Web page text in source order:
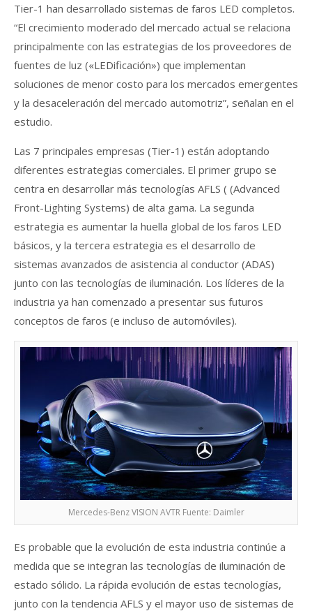
Tier-1 han desarrollado sistemas de faros LED completos.
“El crecimiento moderado del mercado actual se relaciona
principalmente con las estrategias de los proveedores de
fuentes de luz («LEDificación») que implementan
soluciones de menor costo para los mercados emergentes
y la desaceleración del mercado automotriz”, señalan en el
estudio.
Las 7 principales empresas (Tier-1) están adoptando
diferentes estrategias comerciales. El primer grupo se
centra en desarrollar más tecnologías AFLS ( (Advanced
Front-Lighting Systems) de alta gama. La segunda
estrategia es aumentar la huella global de los faros LED
básicos, y la tercera estrategia es el desarrollo de
sistemas avanzados de asistencia al conductor (ADAS)
junto con las tecnologías de iluminación. Los líderes de la
industria ya han comenzado a presentar sus futuros
conceptos de faros (e incluso de automóviles).
Mercedes-Benz VISION AVTR Fuente: Daimler
Es probable que la evolución de esta industria continúe a
medida que se integran las tecnologías de iluminación de
estado sólido. La rápida evolución de estas tecnologías,
junto con la tendencia AFLS y el mayor uso de sistemas de